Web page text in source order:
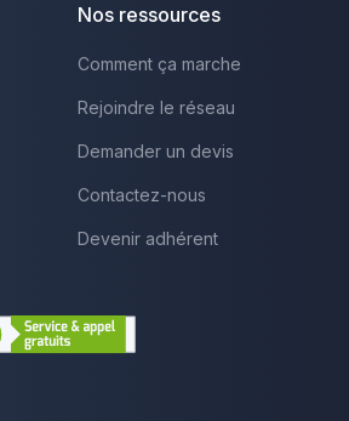
Nos ressources
Comment ça marche
Rejoindre le réseau
Demander un devis
Contactez-nous
Devenir adhérent